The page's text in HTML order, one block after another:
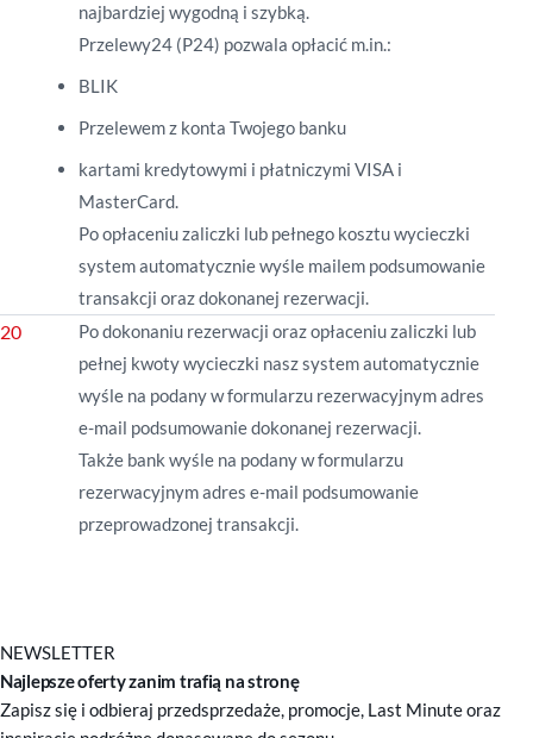
najbardziej wygodną i szybką.
Przelewy24 (P24) pozwala opłacić m.in.:
BLIK
Przelewem z konta Twojego banku
kartami kredytowymi i płatniczymi VISA i
MasterCard.
Po opłaceniu zaliczki lub pełnego kosztu wycieczki
system automatycznie wyśle mailem podsumowanie
transakcji oraz dokonanej rezerwacji.
Po dokonaniu rezerwacji oraz opłaceniu zaliczki lub
pełnej kwoty wycieczki nasz system automatycznie
wyśle na podany w formularzu rezerwacyjnym adres
e-mail podsumowanie dokonanej rezerwacji.
Także bank wyśle na podany w formularzu
rezerwacyjnym adres e-mail podsumowanie
przeprowadzonej transakcji.
NEWSLETTER
Najlepsze oferty zanim trafią na stronę
Zapisz się i odbieraj przedsprzedaże, promocje, Last Minute oraz